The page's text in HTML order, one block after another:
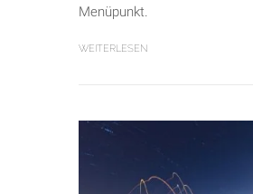
Menüpunkt.
WEITERLESEN